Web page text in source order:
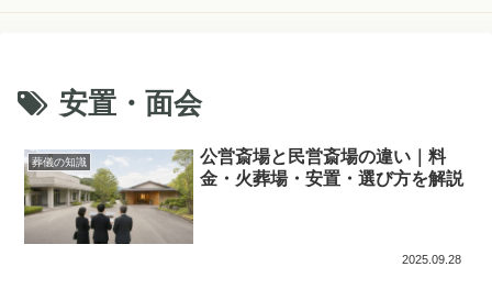
安置・面会
葬儀の知識
公営斎場と民営斎場の違い｜料
金・火葬場・安置・選び方を解説
2025.09.28